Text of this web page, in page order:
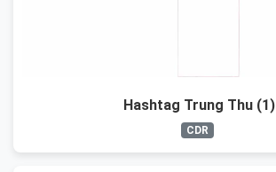
Hashtag Trung Thu (1)
CDR